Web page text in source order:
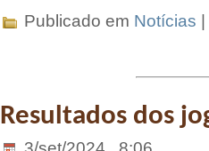
Publicado em Notícias |
Resultados dos